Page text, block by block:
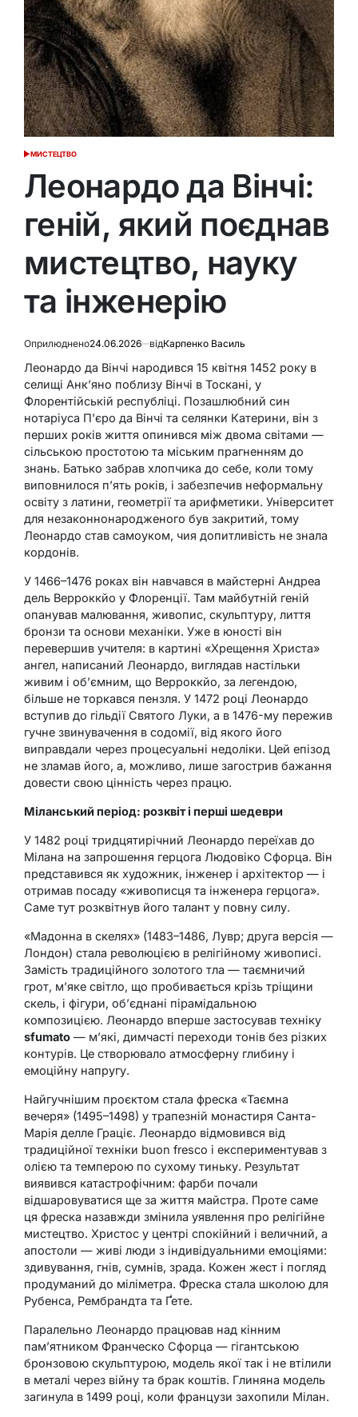
ОПУБЛІКУВАТИ
МИСТЕЦТВО
Леонардо да Вінчі:
геній, який поєднав
мистецтво, науку
та інженерію
Оприлюднено24.06.2026 відКарпенко Василь
Леонардо да Вінчі народився 15 квітня 1452 року в
селищі Анк’яно поблизу Вінчі в Тоскані, у
Флорентійській республіці. Позашлюбний син
нотаріуса П’єро да Вінчі та селянки Катерини, він з
перших років життя опинився між двома світами —
сільською простотою та міським прагненням до
знань. Батько забрав хлопчика до себе, коли тому
виповнилося п’ять років, і забезпечив неформальну
освіту з латини, геометрії та арифметики. Університет
для незаконнонародженого був закритий, тому
Леонардо став самоуком, чия допитливість не знала
кордонів.
У 1466–1476 роках він навчався в майстерні Андреа
дель Верроккйо у Флоренції. Там майбутній геній
опанував малювання, живопис, скульптуру, лиття
бронзи та основи механіки. Уже в юності він
перевершив учителя: в картині «Хрещення Христа»
ангел, написаний Леонардо, виглядав настільки
живим і об’ємним, що Верроккйо, за легендою,
більше не торкався пензля. У 1472 році Леонардо
вступив до гільдії Святого Луки, а в 1476-му пережив
гучне звинувачення в содомії, від якого його
виправдали через процесуальні недоліки. Цей епізод
не зламав його, а, можливо, лише загострив бажання
довести свою цінність через працю.
Міланський період: розквіт і перші шедеври
У 1482 році тридцятирічний Леонардо переїхав до
Мілана на запрошення герцога Людовіко Сфорца. Він
представився як художник, інженер і архітектор — і
отримав посаду «живописця та інженера герцога».
Саме тут розквітнув його талант у повну силу.
«Мадонна в скелях» (1483–1486, Лувр; друга версія —
Лондон) стала революцією в релігійному живописі.
Замість традиційного золотого тла — таємничий
грот, м’яке світло, що пробивається крізь тріщини
скель, і фігури, об’єднані пірамідальною
композицією. Леонардо вперше застосував техніку
sfumato — м’які, димчасті переходи тонів без різких
контурів. Це створювало атмосферну глибину і
емоційну напругу.
Найгучнішим проєктом стала фреска «Таємна
вечеря» (1495–1498) у трапезній монастиря Санта-
Марія делле Граціє. Леонардо відмовився від
традиційної техніки buon fresco і експериментував з
олією та темперою по сухому тиньку. Результат
виявився катастрофічним: фарби почали
відшаровуватися ще за життя майстра. Проте саме
ця фреска назавжди змінила уявлення про релігійне
мистецтво. Христос у центрі спокійний і величний, а
апостоли — живі люди з індивідуальними емоціями:
здивування, гнів, сумнів, зрада. Кожен жест і погляд
продуманий до міліметра. Фреска стала школою для
Рубенса, Рембрандта та Ґете.
Паралельно Леонардо працював над кінним
пам’ятником Франческо Сфорца — гігантською
бронзовою скульптурою, модель якої так і не втілили
в металі через війну та брак коштів. Глиняна модель
загинула в 1499 році, коли французи захопили Мілан.